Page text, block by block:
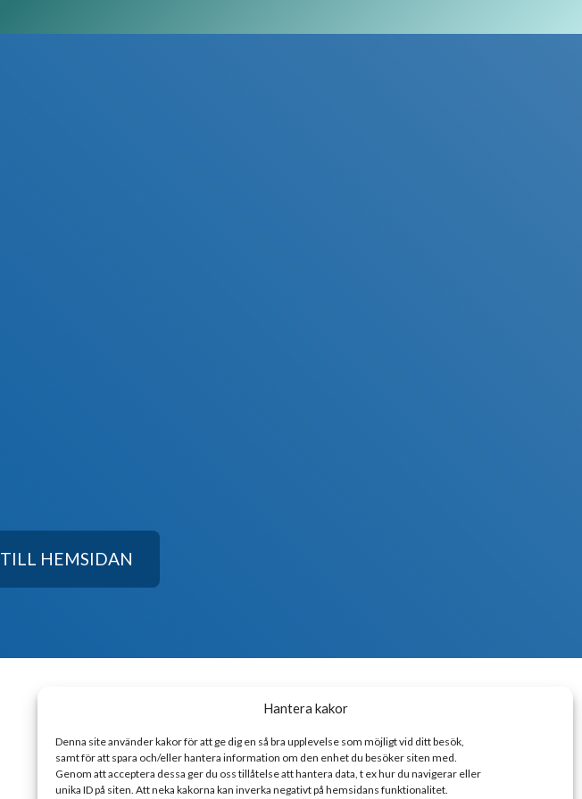
Hantera kakor
Denna site använder kakor för att ge dig en så bra upplevelse som möjligt vid ditt besök,
samt för att spara och/eller hantera information om den enhet du besöker siten med.
Genom att acceptera dessa ger du oss tillåtelse att hantera data, t ex hur du navigerar eller
unika ID på siten. Att neka kakorna kan inverka negativt på hemsidans funktionalitet.
TILL HEMSIDAN